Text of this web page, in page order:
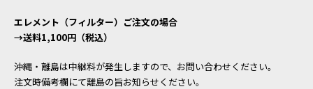
エレメント（フィルター）ご注文の場合
→送料1,100円（税込）
沖縄・離島は中継料が発生しますので、お問い合わせください。
注文時備考欄にて離島の旨お知らせください。